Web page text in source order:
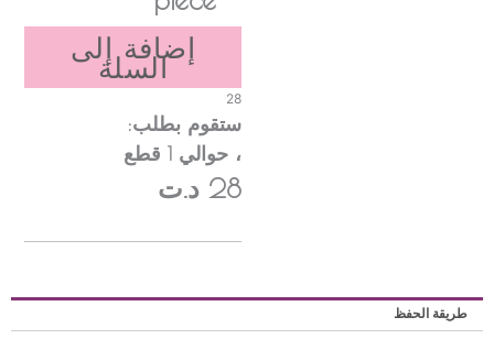
إضافة إلى
السلة
ستقوم بطلب:
، حوالي1قطع
28 د.ت
طريقة الحفظ